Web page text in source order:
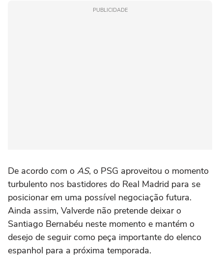
PUBLICIDADE
De acordo com o AS, o PSG aproveitou o momento
turbulento nos bastidores do Real Madrid para se
posicionar em uma possível negociação futura.
Ainda assim, Valverde não pretende deixar o
Santiago Bernabéu neste momento e mantém o
desejo de seguir como peça importante do elenco
espanhol para a próxima temporada.